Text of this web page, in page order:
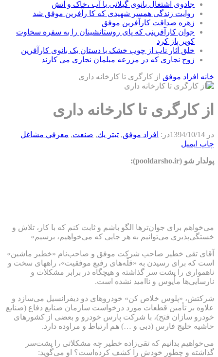
جادوی اشتغال بانوی گیلانی با آب ،خاک و آتش
روایت زندگی همسر شهیدی که کا رآفرین موفق شد
زهره صداقت کارآفرین موفق
جوان کارآفرینی که پای روستانشینان را به سفره سخاوت
کویر باز کرد
خلق آثار ناب از چوب خشک با دستان یک بانوی کارآفرین
زوج نجاری که در مزرعه مبلمان نجاری می کارند
خانه افراد موفق از کارگری تا کارخانه داری
از کارگری تا کارخانه داری
در 1394/10/14در: افراد موفق, تيتر يك, صنعت, معرفي مشاغل
چاپ ایمیل
پولدار شو (pooldarsho.ir):
می‌خواهم برای جوان‌ترها الگو باشم و ثابت کنم که با کار، تلاش و
خستگی‌پذیری می‌توانیم به هر جایی که می‌خواهیم، برسیم»
آقای تقی خطیر صاحب شرکت موفق و صاحب‌نام «خطیر ماشین»
است که برای رسیدن به «قلّه‌های رفیع موفقیت»، راههای سخت و
ناهمواری را پشت سر گذاشته و هیچگاه در برابر مشکلات و
نارسایی‌ها مأیوس و ناامید نشده است.
شرکتش، «پلوس خلاص کن» خودروهای دو دیفرانسیل می‌سازد و
علاوه بر تأمین قطعات مورد درخواست سازمان صنایع دفاع (صنایع
خودرو سازان فتح)، با شرکت پارس خودرو و‌ بعضی از کشورهای
حاشیه خلیج فارس (دبی و …) هم ارتباط و مراوده دارد.
می‌خواهیم بدانیم که تقی‌زاده خطیر چه مشکلاتی را پشت‌سر
گذاشته و چطور خودش را کشف کرده‌است؟ او می‌گوید: